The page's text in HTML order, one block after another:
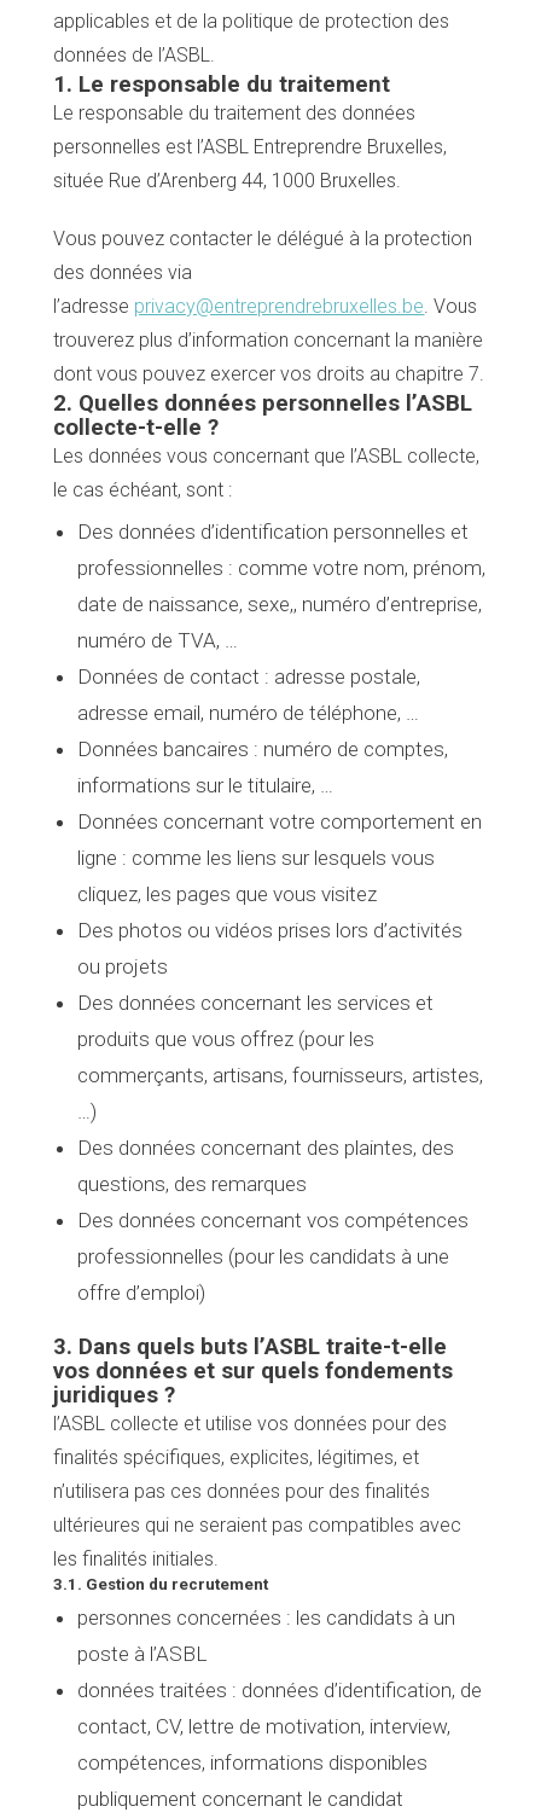
applicables et de la politique de protection des
données de l’ASBL.
1. Le responsable du traitement
Le responsable du traitement des données
personnelles est l’ASBL Entreprendre Bruxelles,
située Rue d’Arenberg 44, 1000 Bruxelles.
Vous pouvez contacter le délégué à la protection
des données via
l’adresse privacy@entreprendrebruxelles.be. Vous
trouverez plus d’information concernant la manière
dont vous pouvez exercer vos droits au chapitre 7.
2. Quelles données personnelles l’ASBL
collecte-t-elle ?
Les données vous concernant que l’ASBL collecte,
le cas échéant, sont :
Des données d’identification personnelles et
professionnelles : comme votre nom, prénom,
date de naissance, sexe,, numéro d’entreprise,
numéro de TVA, …
Données de contact : adresse postale,
adresse email, numéro de téléphone, …
Données bancaires : numéro de comptes,
informations sur le titulaire, …
Données concernant votre comportement en
ligne : comme les liens sur lesquels vous
cliquez, les pages que vous visitez
Des photos ou vidéos prises lors d’activités
ou projets
Des données concernant les services et
produits que vous offrez (pour les
commerçants, artisans, fournisseurs, artistes,
…)
Des données concernant des plaintes, des
questions, des remarques
Des données concernant vos compétences
professionnelles (pour les candidats à une
offre d’emploi)
3. Dans quels buts l’ASBL traite-t-elle
vos données et sur quels fondements
juridiques ?
l’ASBL collecte et utilise vos données pour des
finalités spécifiques, explicites, légitimes, et
n’utilisera pas ces données pour des finalités
ultérieures qui ne seraient pas compatibles avec
les finalités initiales.
3.1. Gestion du recrutement
personnes concernées : les candidats à un
poste à l’ASBL
données traitées : données d’identification, de
contact, CV, lettre de motivation, interview,
compétences, informations disponibles
publiquement concernant le candidat